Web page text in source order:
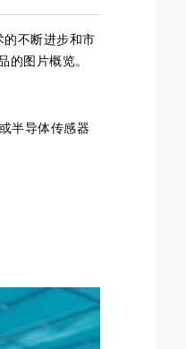
不断进步和市
的图片概览。
半导体传感器